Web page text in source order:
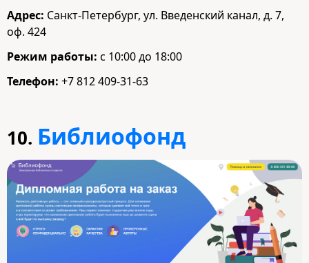
Адрес: Санкт-Петербург, ул. Введенский канал, д. 7,
оф. 424
Режим работы: с 10:00 до 18:00
Телефон: +7 812 409-31-63
10. Библиофонд